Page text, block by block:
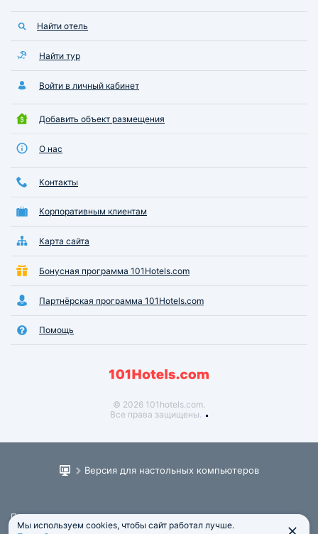
Найти отель
Найти тур
Войти в личный кабинет
Добавить объект размещения
О нас
Контакты
Корпоративным клиентам
Карта сайта
Бонусная программа 101Hotels.com
Партнёрская программа 101Hotels.com
Помощь
© 2026 101hotels.com.
Все права защищены.
Версия для настольных компьютеров
Пользовательское соглашение
Юридическая информация
Мы используем cookies, чтобы сайт работал лучше.